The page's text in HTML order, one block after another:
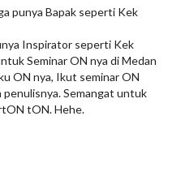
punya Bapak seperti Kek
Inspirator seperti Kek
Seminar ON nya di Medan
ON nya, Ikut seminar ON
penulisnya. Semangat untuk
tON. Hehe.